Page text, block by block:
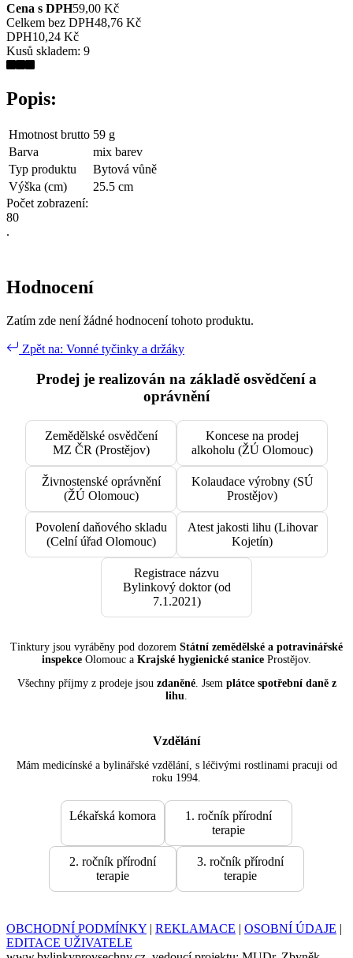
Cena s DPH59,00 Kč
Celkem bez DPH48,76 Kč
DPH10,24 Kč
Kusů skladem: 9
Popis:
Hmotnost brutto 59 g
Barva
mix barev
Typ produktu
Bytová vůně
Výška (cm)
25.5 cm
Počet zobrazení:
80
.
Hodnocení
Zatím zde není žádné hodnocení tohoto produktu.
Zpět na: Vonné tyčinky a držáky
Prodej je realizován na základě osvědčení a
oprávnění
Zemědělské osvědčení
MZ ČR (Prostějov)
Koncese na prodej
alkoholu (ŽÚ Olomouc)
Živnostenské oprávnění
(ŽÚ Olomouc)
Kolaudace výrobny (SÚ
Prostějov)
Povolení daňového skladu
(Celní úřad Olomouc)
Atest jakosti lihu (Lihovar
Kojetín)
Registrace názvu
Bylinkový doktor (od
7.1.2021)
Tinktury jsou vyráběny pod dozorem Státní zemědělské a potravinářské
inspekce Olomouc a Krajské hygienické stanice Prostějov.
Všechny příjmy z prodeje jsou zdaněné. Jsem plátce spotřební daně z
lihu
Vzdělání
Mám medicínské a bylinářské vzdělání, s léčivými rostlinami pracuji od
roku 1994.
Lékařská komora
1. ročník přírodní
terapie
2. ročník přírodní
terapie
3. ročník přírodní
terapie
OBCHODNÍ PODMÍNKY | REKLAMACE | OSOBNÍ ÚDAJE |
EDITACE UŽIVATELE